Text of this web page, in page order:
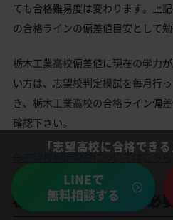
ても合格難易度は変わります。上
の合格ラインの偏差値目安として
栃木工業高校偏差値に現在の学力
い方は、志望校判定模試を毎月行
き、栃木工業高校の合格ライン偏
確認下さい。
志望校判定模試についてはこちら
栃木工業高校合格に必
「志望高校に合格でき
LINEで
無料相談する